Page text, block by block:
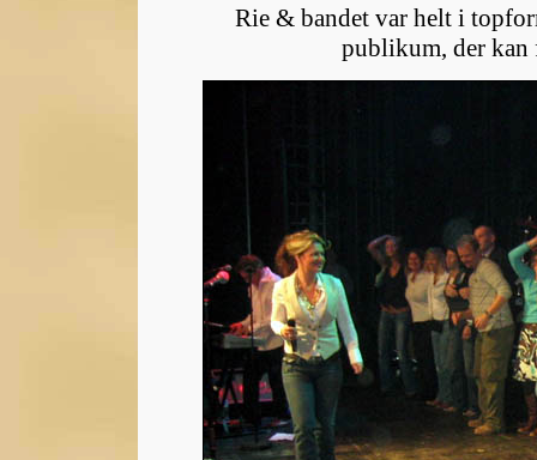
Rie & bandet var helt i
publikum, der kan